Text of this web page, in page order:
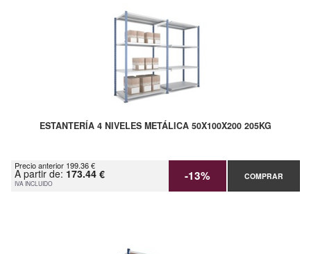
ESTANTERÍA 4 NIVELES METÁLICA 50X100X200 205KG
Precio anterior 199.36 €
A partir de: 173.44 €
IVA INCLUIDO -13% COMPRAR